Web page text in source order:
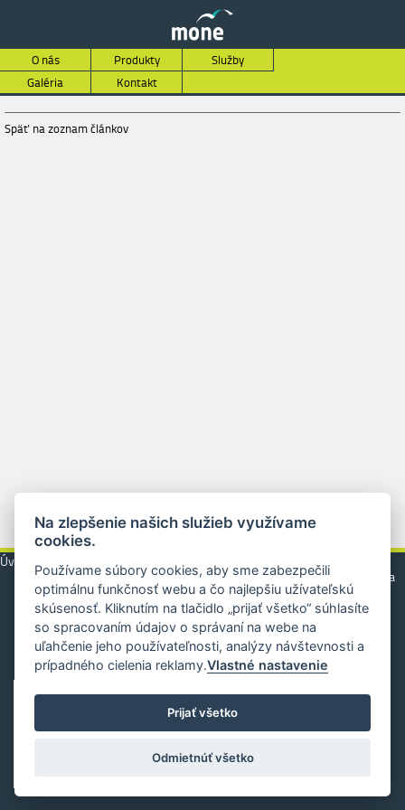
O nás Produkty
Služby
Galéria
Kontakt
Späť na zoznam článkov
Úvod Zábradlia Brány Ploty
Atypická výroba
Galéria
Kontakt
©
2026 MONE |Všeobecné vyhlásenie|Ochrana osobných
údajov | Design by SIXNET
Na zlepšenie našich služieb využívame
cookies.
Používame súbory cookies, aby sme zabezpečili
optimálnu funkčnosť webu a čo najlepšiu užívateľskú
skúsenosť. Kliknutím na tlačidlo „prijať všetko“ súhlasíte
so spracovaním údajov o správaní na webe na
uľahčenie jeho používateľnosti, analýzy návštevnosti a
prípadného cielenia reklamy.Vlastné nastavenie
Prijať všetko
Odmietnúť všetko